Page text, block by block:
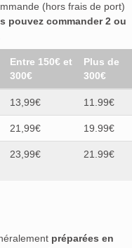
(hors frais de port)
pouvez commander 2 ou
Entre 150€ et
300€
Plus de
300€
13,99€ 11.99€
21,99€ 19.99€
23,99€ 21.99€
préparées en